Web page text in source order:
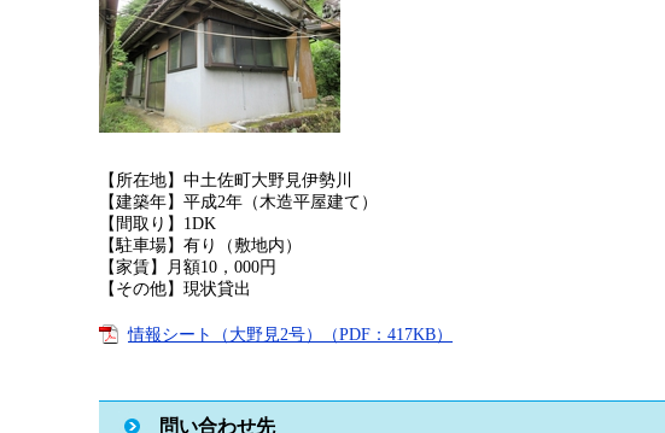
【所在地】中土佐町大野見伊勢川
【建築年】平成2年（木造平屋建て）
【間取り】1DK
【駐車場】有り（敷地内）
【家賃】月額10，000円
【その他】現状貸出
情報シート（大野見2号）（PDF：417KB）
問い合わせ先